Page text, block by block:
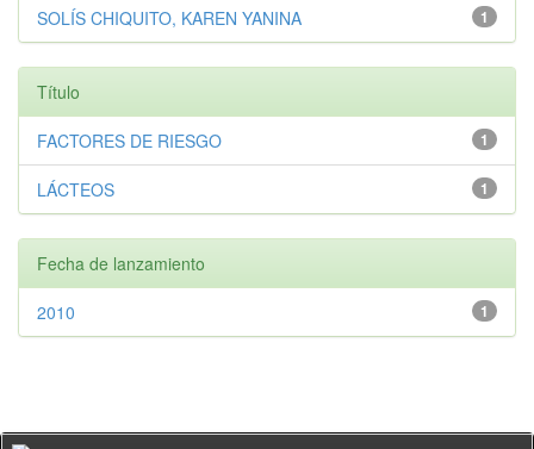
1
SOLÍS CHIQUITO, KAREN YANINA
Título
1
FACTORES DE RIESGO
1
LÁCTEOS
Fecha de lanzamiento
1
2010